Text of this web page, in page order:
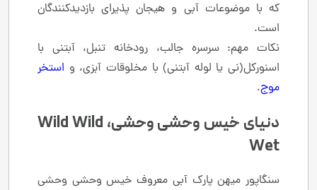
که با موضوعات آبی و هیجان پذیرای بازدیدکنندگان
است.
نکات مهم: سرسره جالب، رودخانه تنبل، آبتنی با
اسنورکل(نی یا لوله آبتنی) با مخلوقات آبزی، و استخر
موج.
دنیای خیس وحشی وحشی، Wild Wild
Wet
سنگاپور میهن پارک آبی معروف خیس وحشی وحشی